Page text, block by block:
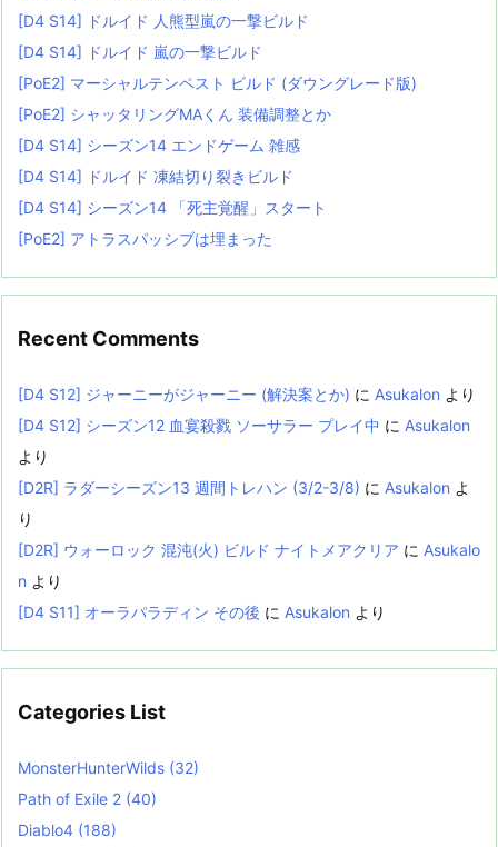
[D4 S14] ドルイド 人熊型嵐の一撃ビルド
[D4 S14] ドルイド 嵐の一撃ビルド
[PoE2] マーシャルテンペスト ビルド (ダウングレード版)
[PoE2] シャッタリングMAくん 装備調整とか
[D4 S14] シーズン14 エンドゲーム 雑感
[D4 S14] ドルイド 凍結切り裂きビルド
[D4 S14] シーズン14 「死主覚醒」スタート
[PoE2] アトラスパッシブは埋まった
Recent Comments
[D4 S12] ジャーニーがジャーニー (解決案とか) に Asukalon より
[D4 S12] シーズン12 血宴殺戮 ソーサラー プレイ中 に Asukalon
より
[D2R] ラダーシーズン13 週間トレハン (3/2-3/8) に Asukalon よ
り
[D2R] ウォーロック 混沌(火) ビルド ナイトメアクリア に Asukalo
n より
[D4 S11] オーラパラディン その後 に Asukalon より
Categories List
MonsterHunterWilds (32)
Path of Exile 2 (40)
Diablo4 (188)